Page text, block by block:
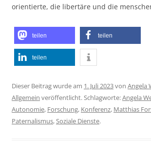
orientierte, die libertäre und die
teilen teilen
teilen
Dieser Beitrag wurde am 1. Juli 2023von Angela
Allgemein veröffentlicht. Schlagworte:Angela
Autonomie, Forschung, Konferenz, Matthias
Paternalismus,Soziale Dienste.